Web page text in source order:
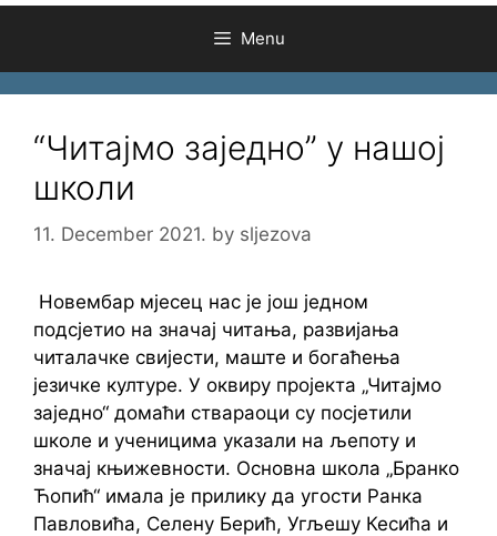
Menu
“Читајмо заједно” у нашој
школи
11. December 2021. by sljezova
Новембар мјесец нас је још једном
подсјетио на значај читања, развијања
читалачке свијести, маште и богаћења
језичке културе. У оквиру пројекта „Читајмо
заједно“ домаћи ствараоци су посјетили
школе и ученицима указали на љепоту и
значај књижевности. Основна школа „Бранко
Ћопић“ имала је прилику да угости Ранка
Павловића, Селену Берић, Угљешу Кесића и